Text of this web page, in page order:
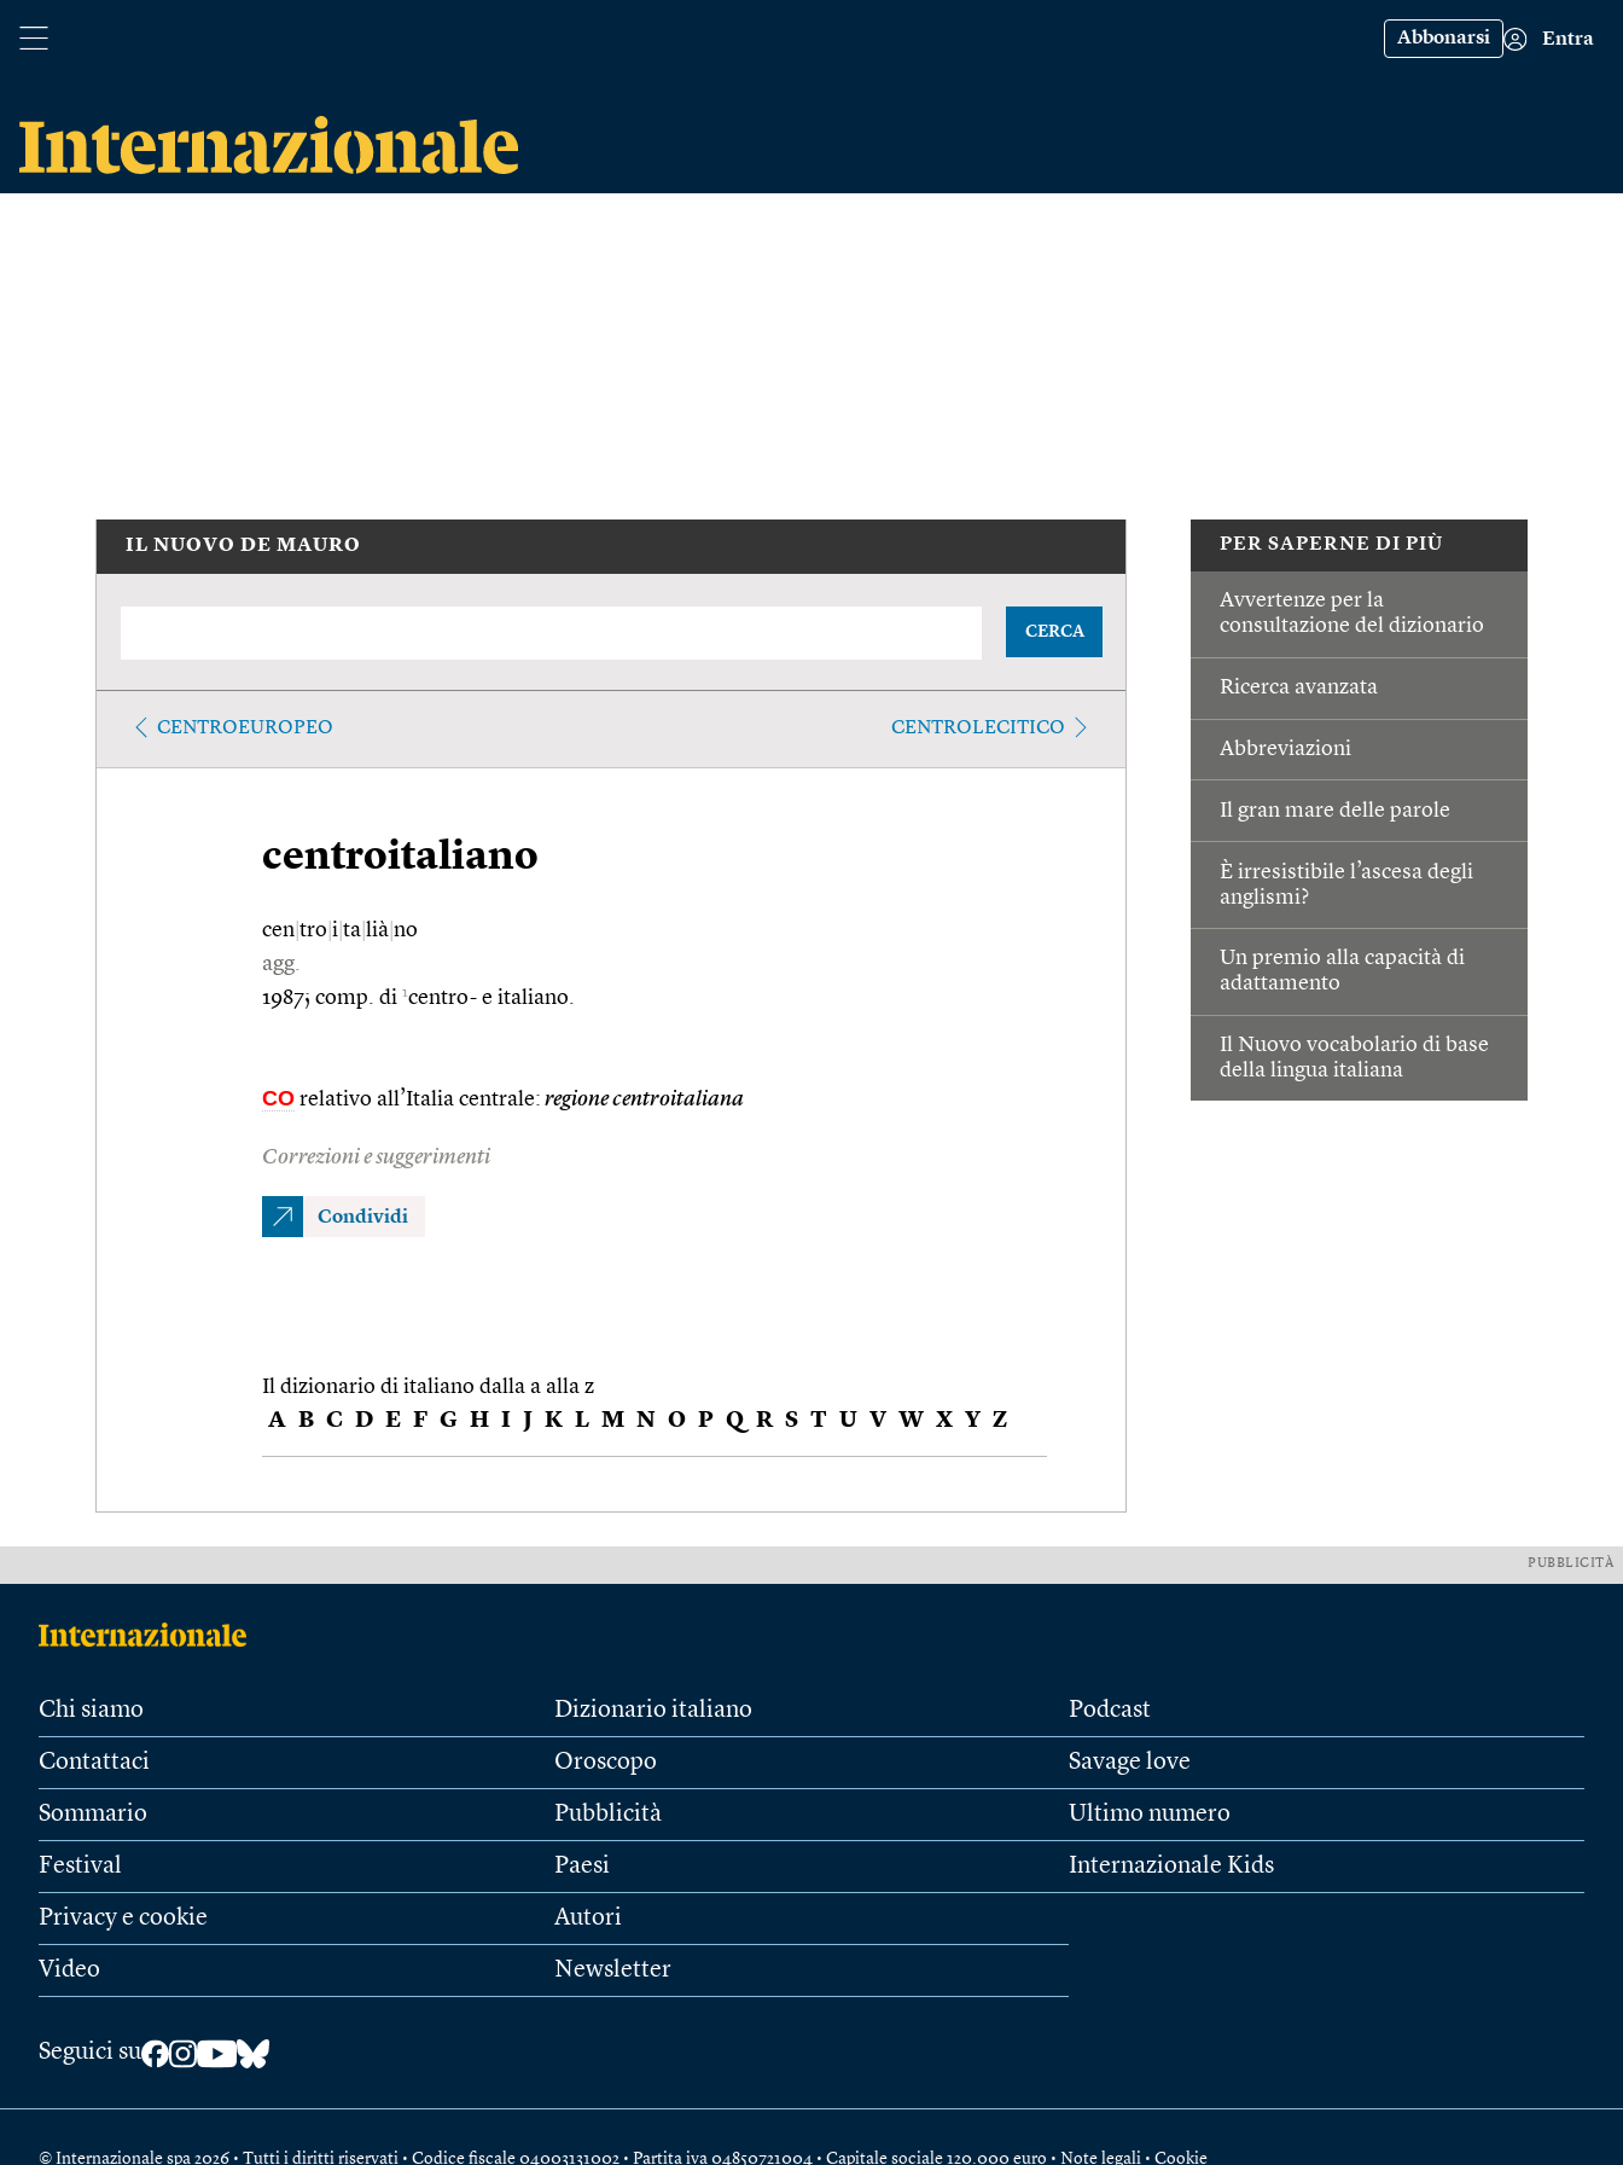
Abbonarsi Entra
PER SAPERNE DI PIÙ
Avvertenze per la
consultazione del dizionario
Ricerca avanzata
Abbreviazioni
Il gran mare delle parole
È irresistibile l’ascesa degli
anglismi?
Un premio alla capacità di
adattamento
Il Nuovo vocabolario di base
della lingua italiana
IL NUOVO DE MAURO
CERCA
CENTROEUROPEO CENTROLECITICO
centroitaliano
cen tro i ta lià no
agg.
1987; comp. di 1centro- e italiano.
CO relativo all’Italia centrale: regione centroitaliana
Correzioni e suggerimenti
Condividi
Il dizionario di italiano dalla a alla z
A B C D E F G H I J K L M N O P Q R S T U V W X Y Z
PUBBLICITÀ
Chi siamo
Contattaci
Sommario
Festival
Privacy e cookie
Video
Dizionario italiano
Oroscopo
Pubblicità
Paesi
Autori
Newsletter
Podcast
Savage love
Ultimo numero
Internazionale Kids
Seguici su
© Internazionale spa 2026 • Tutti i diritti riservati • Codice fiscale 04003131002 • Partita iva 04850721004 • Capitale sociale 120.000 euro • Note legali • Cookie